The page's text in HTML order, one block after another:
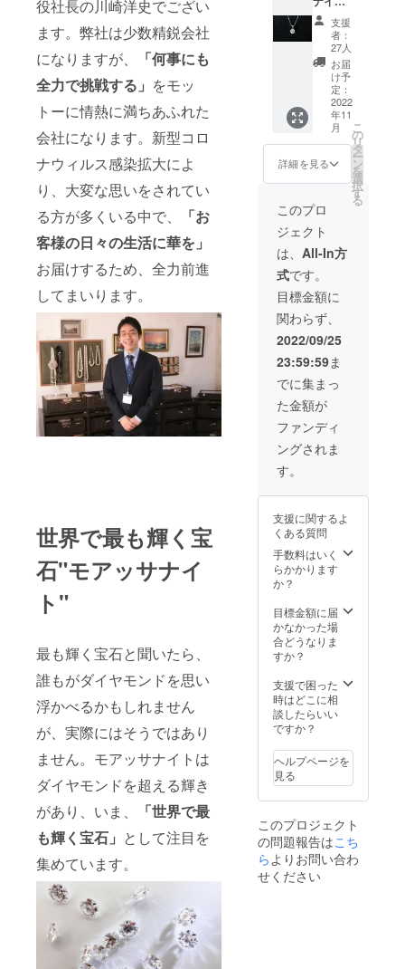
役社長の川崎洋史でござい
ます。弊社は少数精鋭会社
になりますが、
「何事にも
全力で挑戦する」 をモッ
トーに情熱に満ちあふれた
会社になります。新型コロ
ナウィルス感染拡大によ
り、大変な思いをされてい
る方が多くいる中で、
「お
客様の日々の生活に華を」
お届けするため、全力前進
してまいります。
世界で最も輝く宝
石"モアッサナイ
ト"
最も輝く宝石と聞いたら、
誰もがダイヤモンドを思い
浮かべるかもしれません
が、実際にはそうではあり
ません。モアッサナイトは
ダイヤモンドを超える輝き
があり、いま、
「世界で最
も輝く宝石」 として注目を
集めています。
1ct シル
バー
ネック
レス
【限定
50個】
■CAMP
FIRE特
別価
格：
8,800円
■素材：
合成モ
アッサ
ナイ
ト、
Silver9
25
■Main
Stone
モアッ
サナイ
トの大
きさ：
縦約
6.5mm
×横約
6.5mm
■ネック
レス内
周：
ナル
ス代・
送料
代・税
込みの
価格と
す。 ※
掲載写
真はサ
ンプル
なりま
すの
で、実
物と若
いはご
ざいま
す。
支援
者：
27人
お届
け予
定：
2022
年11
月
詳細を見る
こ
の
リ
タ
ー
ン
を
選
択
す
る
このプロ
ジェクト
は、 All-In方
式です。
目標金額に
関わらず、
2022/09/25
23:59:59ま
でに集まっ
た金額が
ファンディ
ングされま
す。
支援に関するよ
くある質問
手数料はいく
らかかります
か？
目標金額に届
かなかった場
合どうなりま
すか？
支援で困った
時はどこに相
談したらいい
ですか？
ヘルプページを
見る
このプロジェクト
の問題報告はこち
ら よりお問い合わ
せください